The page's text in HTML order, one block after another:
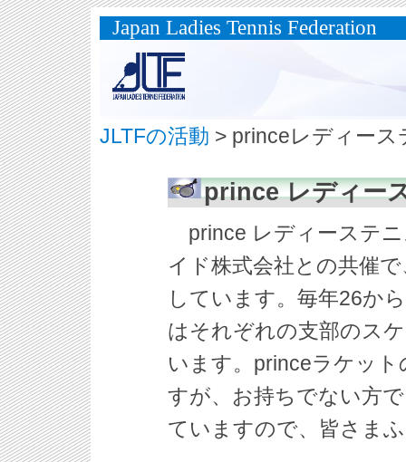
Japan Ladies Tennis Federation
JLTFの活動 > princeレディー
prince レディー
prince レディーステ
イド株式会社との共催
しています。毎年26か
はそれぞれの支部のス
います。princeラケッ
すが、お持ちでない方
ていますので、皆さま